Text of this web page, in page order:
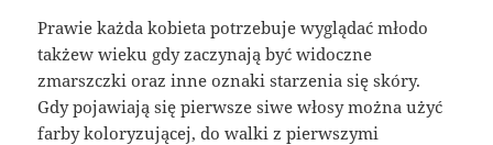
Prawie każda kobieta potrzebuje wyglądać młodo
takżew wieku gdy zaczynają być widoczne
zmarszczki oraz inne oznaki starzenia się skóry.
Gdy pojawiają się pierwsze siwe włosy można użyć
farby koloryzującej, do walki z pierwszymi